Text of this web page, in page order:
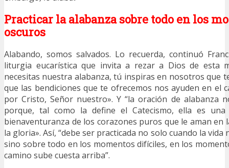
Practicar la alabanza sobre todo en los
oscuros
Alabando, somos salvados. Lo recuerda, continuó
liturgia eucarística que invita a rezar a Dios de esta
necesitas nuestra alabanza, tú inspiras en nosotros que
que las bendiciones que te ofrecemos nos ayuden en el
por Cristo, Señor nuestro». Y “la oración de alabanza
porque, tal como la define el Catecismo, ella es
bienaventuranza de los corazones puros que le aman en
la gloria». Así, “debe ser practicada no solo cuando la vida
sino sobre todo en los momentos difíciles, en los
camino sube cuesta arriba”.